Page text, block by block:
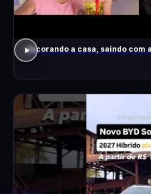
decorando a casa, saindo com